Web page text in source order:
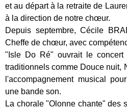
et au départ à la retraite de
à la direction de notre chœur.
Depuis septembre, Cécile
Cheffe de chœur, avec
"Isle Do Ré" ouvrait le concert
traditionnels comme Douce nuit,
l'accompagnement musical
une bande son.
La chorale "Olonne chante" des